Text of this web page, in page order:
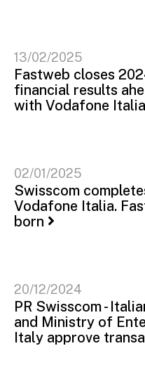
13/02/2025
Fastweb closes
financial results
with Vodafone Italia
02/01/2025
Swisscom
Vodafone Italia.
born
20/12/2024
PR Swisscom -
and Ministry of
Italy approve